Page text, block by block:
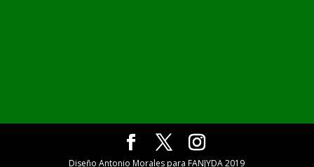
Diseño Antonio Morales para FANJYDA 2019